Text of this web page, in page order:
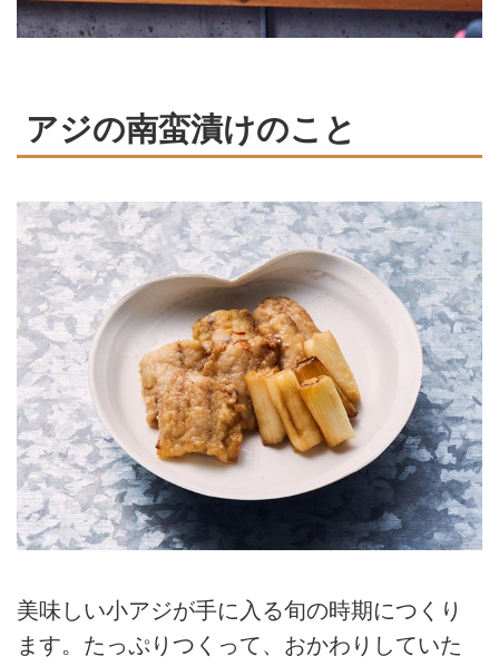
アジの南蛮漬けのこと
美味しい小アジが手に入る旬の時期につくり
ます。たっぷりつくって、おかわりしていた